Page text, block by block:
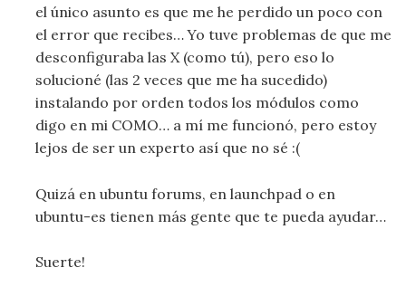
el único asunto es que me he perdido un poco con
el error que recibes… Yo tuve problemas de que me
desconfiguraba las X (como tú), pero eso lo
solucioné (las 2 veces que me ha sucedido)
instalando por orden todos los módulos como
digo en mi COMO… a mí me funcionó, pero estoy
lejos de ser un experto así que no sé :(
Quizá en ubuntu forums, en launchpad o en
ubuntu-es tienen más gente que te pueda ayudar…
Suerte!